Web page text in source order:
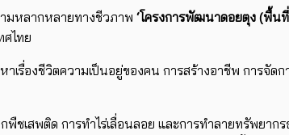
มหลากหลายทางชีวภาพ ‘โครงการพัฒนาดอยตุง (พื้น
ไทย
องชีวิตความเป็นอยู่ของคน การสร้างอาชีพ การจัด
พืชเสพติด การทำไร่เลื่อนลอย และการทำลายทรัพ